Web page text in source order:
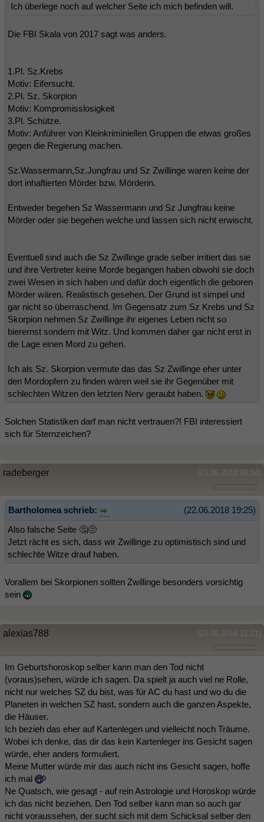
Ich überlege noch auf welcher Seite ich mich befinden will.
Die FBI Skala von 2017 sagt was anders.
1.Pl. Sz.Krebs
Motiv: Eifersucht.
2.Pl. Sz. Skorpion
Motiv: Kompromisslosigkeit
3.Pl. Schütze.
Motiv: Anführer von Kleinkriminiellen Gruppen die etwas großes
gegen die Regierung machen.
Sz.Wassermann,Sz.Jungfrau und Sz Zwillinge waren keine der
dort inhaftierten Mörder bzw. Mörderin.
Entweder begehen Sz Wassermann und Sz Jungfrau keine
Mörder oder sie begehen welche und lassen sich nicht erwischt.
Eventuell sind auch die Sz Zwillinge grade selber irritiert das sie
und ihre Vertreter keine Morde begangen haben obwohl sie doch
zwei Wesen in sich haben und dafür doch eigentlich die geboren
Mörder wären. Realistisch gesehen. Der Grund ist simpel und
gar nicht so überraschend. Im Gegensatz zum Sz Krebs und Sz
Skorpion nehmen Sz Zwillinge ihr eigenes Leben nicht so
bierernst sondern mit Witz. Und kommen daher gar nicht erst in
die Lage einen Mord zu gehen.
Ich als Sz. Skorpion vermute das das Sz Zwillinge eher unter
den Mordopfern zu finden wären weil sie ihr Gegenüber mit
schlechten Witzen den letzten Nerv geraubt haben.
Solchen Statistiken darf man nicht vertrauen?! FBI interessiert
sich für Sternzeichen?
(23.06.2018 09:34)
radeberger
(22.06.2018 19:25)
Bartholomea schrieb:
Also falsche Seite 🤔😒
Jetzt rächt es sich, dass wir Zwillinge zu optimistisch sind und
schlechte Witze drauf haben.
Vorallem bei Skorpionen sollten Zwillinge besonders vorsichtig
sein
(23.06.2018 12:21)
alexias788
Im Geburtshoroskop selber kann man den Tod nicht
(voraus)sehen, würde ich sagen. Da spielt ja auch viel ne Rolle,
nicht nur welches SZ du bist, was für AC du hast und wo du die
Planeten in welchen SZ hast, sondern auch die ganzen Aspekte,
die Häuser.
Ich bezieh das eher auf Kartenlegen und vielleicht noch Träume.
Wobei ich denke, das dir das kein Kartenleger ins Gesicht sagen
würde, eher anders formuliert.
Meine Mutter würde mir das auch nicht ins Gesicht sagen, hoffe
ich mal
Ne Quatsch, wie gesagt - auf rein Astrologie und Horoskop würde
ich das nicht beziehen. Den Tod selber kann man so auch gar
nicht voraussehen, der sucht sich mit dem Schicksal selber den